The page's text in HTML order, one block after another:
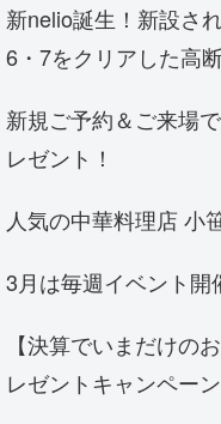
新nelio誕生！新設さ
6・7をクリアした高
新規ご予約＆ご来場
レゼント！
人気の中華料理店 小
3月は毎週イベント開
【決算でいまだけの
レゼントキャンペーン